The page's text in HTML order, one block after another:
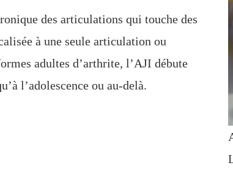
des articulations qui touche des
à une seule articulation ou
adultes d’arthrite, l’AJI débute
l’adolescence ou au-delà.